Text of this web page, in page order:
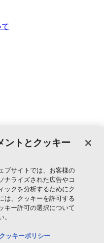
ントとクッキー
ブサイトでは、お客様の
ナライズされた広告やコ
ックを分析するためにク
は、クッキーを許可する
キー許可の選択について
。
クッキーポリシー